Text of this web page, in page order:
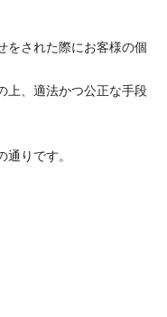
をされた際にお客様の個
上、適法かつ公正な手段
りです。